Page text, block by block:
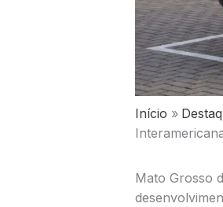
Início
Mato Grosso